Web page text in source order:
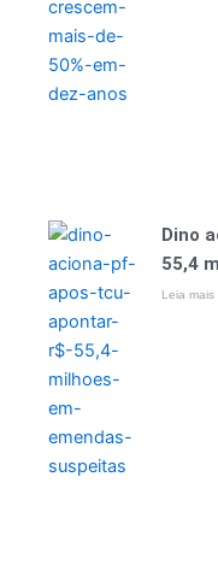
Dino
55,4
Leia mais